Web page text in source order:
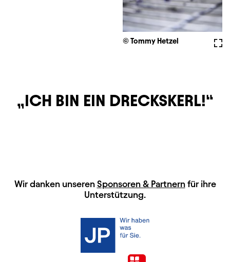
© Tommy Hetzel
ICH BIN EIN DRECKSKERL!
HAUPTSPONSOREN
Wir danken unseren Sponsoren & Partnernfür ihre
Unterstützung.